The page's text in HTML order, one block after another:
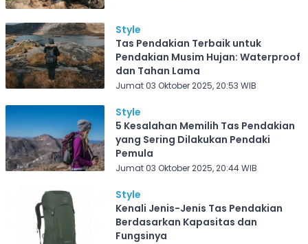
Style
Tas Pendakian Terbaik untuk
Pendakian Musim Hujan: Waterproof
dan Tahan Lama
Jumat 03 Oktober 2025, 20:53 WIB
Style
5 Kesalahan Memilih Tas Pendakian
yang Sering Dilakukan Pendaki
Pemula
Jumat 03 Oktober 2025, 20:44 WIB
Style
Kenali Jenis-Jenis Tas Pendakian
Berdasarkan Kapasitas dan
Fungsinya